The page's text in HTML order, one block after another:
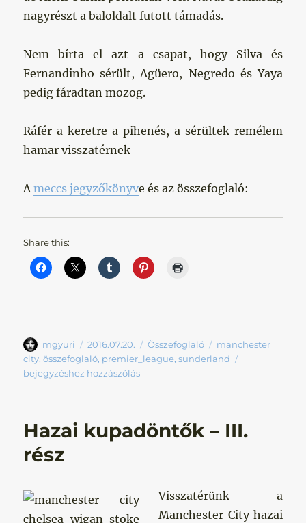
nagyrészt a baloldalt futott támadás.
Nem bírta el azt a csapat, hogy Silva és
Fernandinho sérült, Agüero, Negredo és Yaya
pedig fáradtan mozog.
Ráfér a keretre a pihenés, a sérültek remélem
hamar visszatérnek
Ameccs jegyzőkönyve és az összefoglaló:
Share this:
Szerző
mgyuri Közzétéve
2016.07.20. Kategória
Összefoglaló Címke
manchester
city,összefoglaló, premier_league,sunderland
bejegyzéshez hozzászólás
Hazai kupadöntők – III.
rész
Visszatérünk a
Manchester City hazai